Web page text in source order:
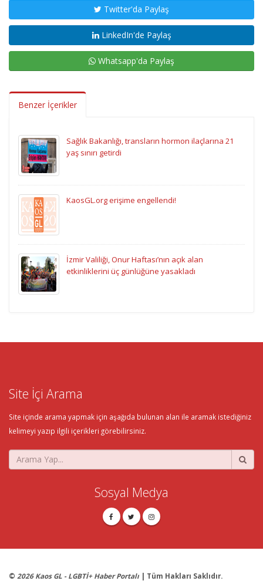
Twitter'da Paylaş
LinkedIn'de Paylaş
Whatsapp'da Paylaş
Benzer İçerikler
Sağlık Bakanlığı, transların hormon ilaçlarına 21
yaş sınırı getirdi
KaosGL.org erişime engellendi!
İzmir Valiliği, Onur Haftası’nın açık alan
etkinliklerini üç günlüğüne yasakladı
Site İçi Arama
Site içinde arama yapmak için aşağıda bulunan alan ile aramak istediğiniz
kelimeyi yazıp ilgili içerikleri görebilirsiniz.
Sosyal Medya
© 2026 Kaos GL - LGBTİ+ Haber Portalı | Tüm Hakları Saklıdır.